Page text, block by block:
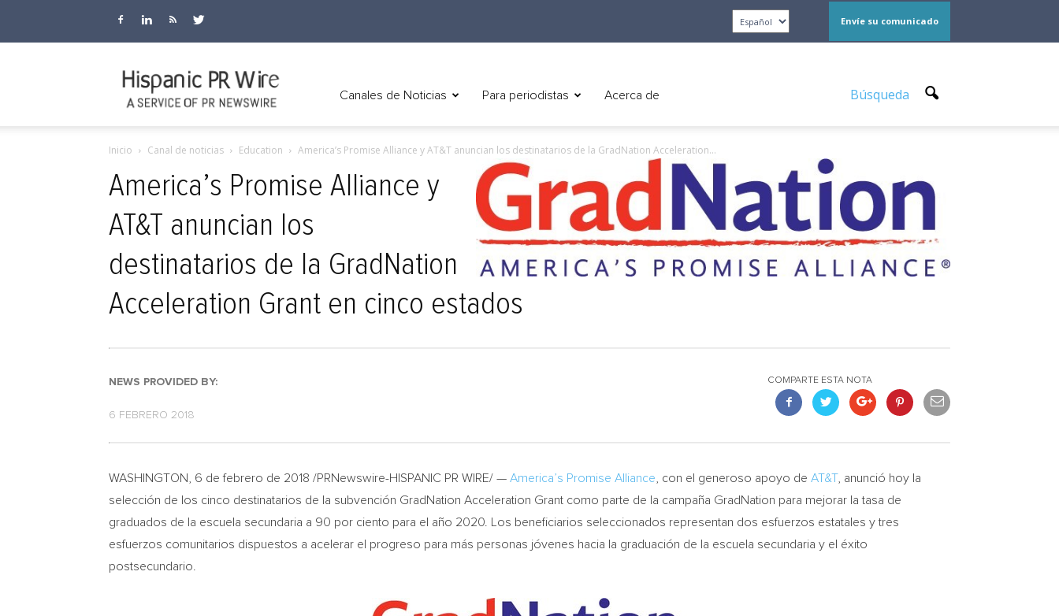
Envíe su comunicado
Wire
Canales de Noticias Para periodistas Acerca de Búsqueda
Inicio Canal de noticias Education America’s Promise Alliance y AT&T anuncian los destinatarios de la GradNation Acceleration...
America’s Promise Alliance y
AT&T anuncian los
destinatarios de la GradNation
Acceleration Grant en cinco estados
NEWS PROVIDED BY:
6 FEBRERO 2018
COMPARTE ESTA NOTA
WASHINGTON , 6 de febrero de 2018 /PRNewswire-HISPANIC PR WIRE/ — America’s Promise Alliance , con el generoso apoyo de AT&T, anunció hoy la
selección de los cinco destinatarios de la subvención GradNation Acceleration Grant como parte de la campaña GradNation para mejorar la tasa de
graduados de la escuela secundaria a 90 por ciento para el año 2020. Los beneficiarios seleccionados representan dos esfuerzos estatales y tres
esfuerzos comunitarios dispuestos a acelerar el progreso para más personas jóvenes hacia la graduación de la escuela secundaria y el éxito
postsecundario.